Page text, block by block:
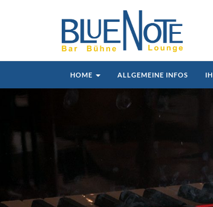
HOME ALLGEMEINE INFOS